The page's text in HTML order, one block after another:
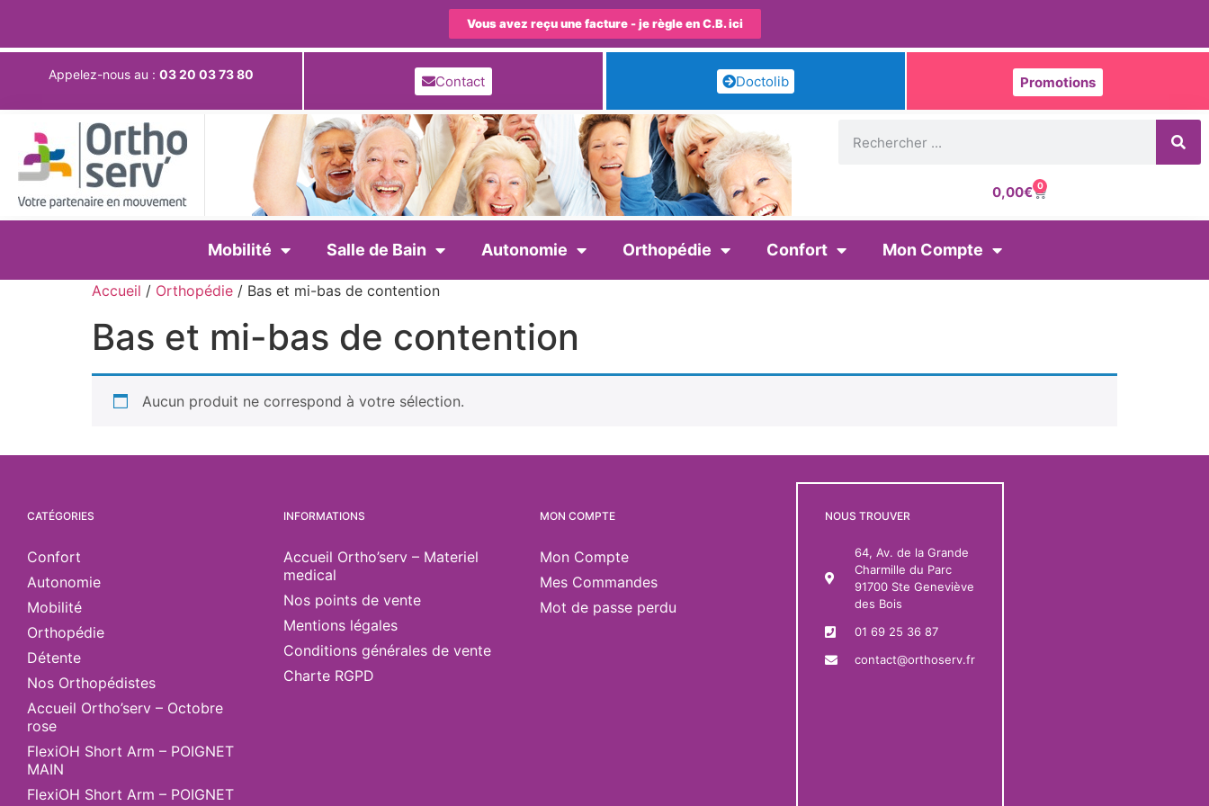
Vous avez reçu une facture - je règle en C.B. ici
Appelez-nous au : 03 20 03 73 80 Contact Doctolib Promotions
0,00€ 0
Mobilité Salle de Bain Autonomie Orthopédie Confort Mon Compte
Accueil / Orthopédie / Bas et mi-bas de contention
Bas et mi-bas de contention
Aucun produit ne correspond à votre sélection.
CATÉGORIES
Confort
Autonomie
Mobilité
Orthopédie
Détente
Nos Orthopédistes
Accueil Ortho’serv – Octobre
rose
FlexiOH Short Arm – POIGNET
MAIN
FlexiOH Short Arm – POIGNET
INFORMATIONS
Accueil Ortho’serv – Materiel
medical
Nos points de vente
Mentions légales
Conditions générales de vente
Charte RGPD
MON COMPTE
Mon Compte
Mes Commandes
Mot de passe perdu
NOUS TROUVER
64, Av. de la Grande
Charmille du Parc
91700 Ste Geneviève
des Bois
01 69 25 36 87
contact@orthoserv.fr